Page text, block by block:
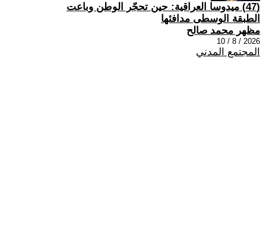
(47) ميدوسا العراقية: حين تحجّر الوطن وباعت
الطبقة الوسطى مدافئها
مظهر محمد صالح
2026 / 8 / 10
المجتمع المدني